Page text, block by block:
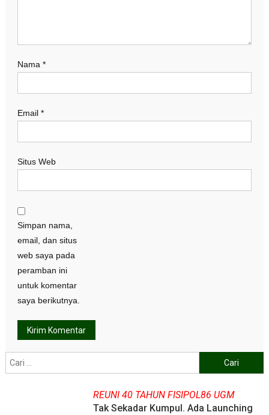
Nama *
Email *
Situs Web
Simpan nama,
email, dan situs
web saya pada
peramban ini
untuk komentar
saya berikutnya.
untuk:
REUNI 40 TAHUN FISIPOL86 UGM
Tak Sekadar Kumpul. Ada Launching